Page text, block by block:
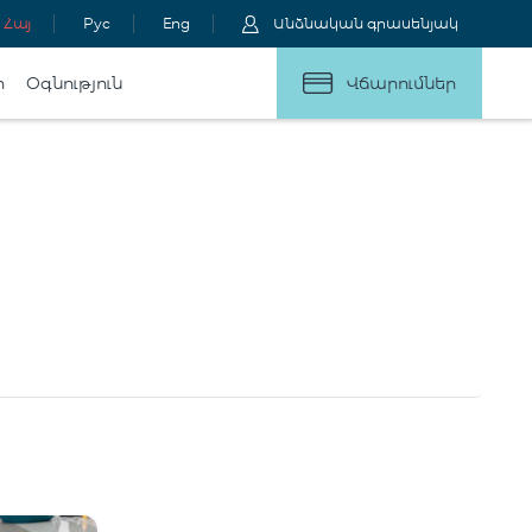
Հայ Рус Eng Անձնական գրասենյակ
Օգնություն Վճարումներ